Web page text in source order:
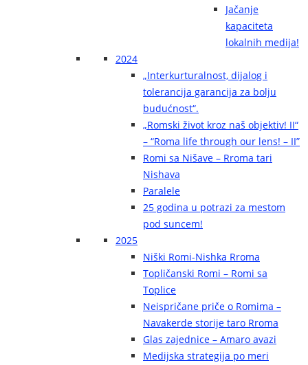
Jačanje
kapaciteta
lokalnih medija!
2024
„Interkurturalnost, dijalog i
tolerancija garancija za bolju
budućnost“.
„Romski život kroz naš objektiv! II“
– “Roma life through our lens! – II”
Romi sa Nišave – Rroma tari
Nishava
Paralele
25 godina u potrazi za mestom
pod suncem!
2025
Niški Romi-Nishka Rroma
Topličanski Romi – Romi sa
Toplice
Neispričane priče o Romima –
Navakerde storije taro Rroma
Glas zajednice – Amaro avazi
Medijska strategija po meri